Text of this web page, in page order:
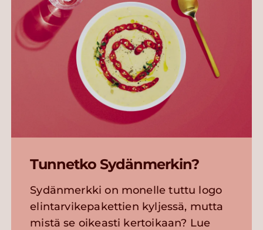
Tunnetko Sydänmerkin?
Sydänmerkki on monelle tuttu logo
elintarvikepakettien kyljessä, mutta
mistä se oikeasti kertoikaan? Lue